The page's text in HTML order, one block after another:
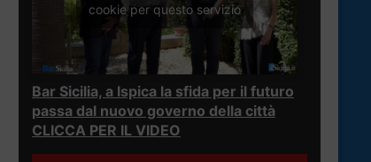
cookie per questo servizio
Bar Sicilia, a Ispica la sfida per il futuro
passa dal nuovo governo della città
CLICCA PER IL VIDEO